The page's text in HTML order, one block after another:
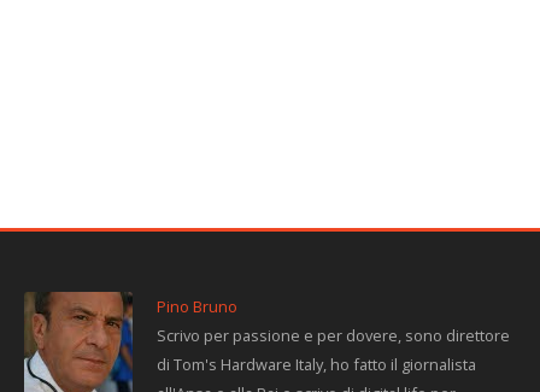
Pino Bruno
Scrivo per passione e per dovere, sono direttore
di Tom's Hardware Italy, ho fatto il giornalista